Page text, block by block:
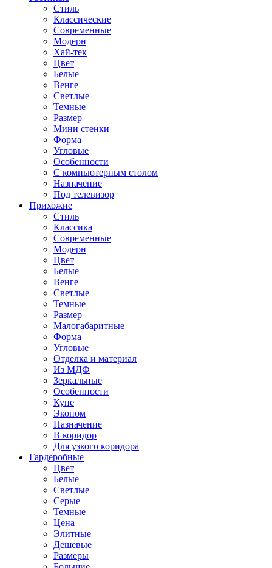
Стиль
Классические
Современные
Модерн
Хай-тек
Цвет
Белые
Венге
Светлые
Темные
Размер
Мини стенки
Форма
Угловые
Особенности
С компьютерным столом
Назначение
Под телевизор
Прихожие
Стиль
Классика
Современные
Модерн
Цвет
Белые
Венге
Светлые
Темные
Размер
Малогабаритные
Форма
Угловые
Отделка и материал
Из МДФ
Зеркальные
Особенности
Купе
Эконом
Назначение
В коридор
Для узкого коридора
Гардеробные
Цвет
Белые
Светлые
Серые
Темные
Цена
Элитные
Дешевые
Размеры